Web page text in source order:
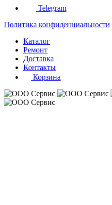
Telegram
Политика конфиденциальности
Каталог
Ремонт
Доставка
Контакты
Корзина